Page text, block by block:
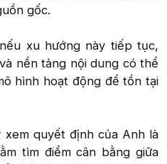
gốc.
xu hướng này tiếp tục,
nền tảng nội dung có thể
hình hoạt động để tồn tại
xem quyết định của Anh là
tìm điểm cân bằng giữa